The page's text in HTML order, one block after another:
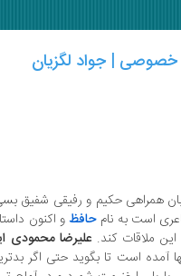
| جواد لگزیان
همراهی حکیم و رفیقی شفیق
است به نام حافظو اکنون
ملاقات کند. علیرضا محمودی
است تا بگوید حتی اگر